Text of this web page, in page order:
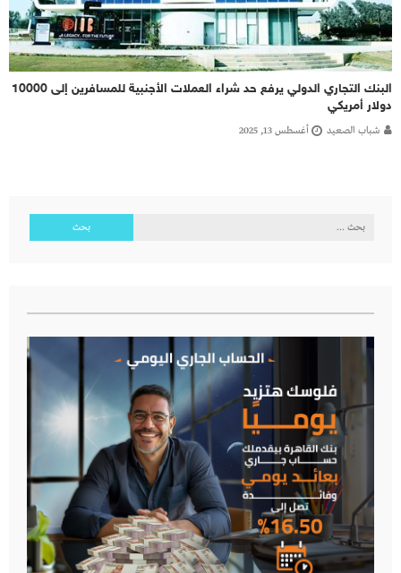
البنك التجاري الدولي يرفع حد شراء العملات الأجنبية للمسافرين إلى 10000
دولار أمريكي
شباب الصعيد أغسطس 13, 2025
البحث